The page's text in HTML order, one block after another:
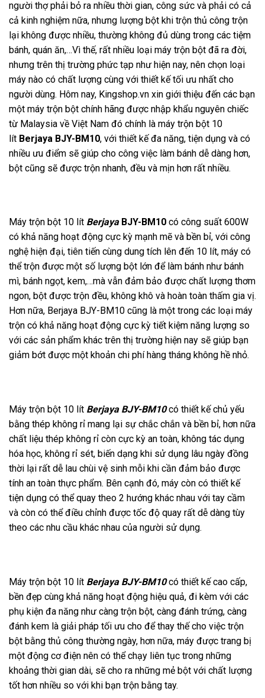
người thợ phải bỏ ra nhiều thời gian, công sức và phải có cả
cả kinh nghiệm nữa, nhưng lượng bột khi trộn thủ công trộn
lại không được nhiều, thường không đủ dùng trong các tiệm
bánh, quán ăn,…Vì thế, rất nhiều loại máy trộn bột đã ra đời,
nhưng trên thị trường phức tạp như hiện nay, nên chọn loại
máy nào có chất lượng cùng với thiết kế tối ưu nhất cho
người dùng. Hôm nay, Kingshop.vn xin giới thiệu đến các bạn
một máy trộn bột chính hãng được nhập khẩu nguyên chiếc
từ Malaysia về Việt Nam đó chính là máy trộn bột 10
lít Berjaya BJY-BM10, với thiết kế đa năng, tiện dụng và có
nhiều ưu điểm sẽ giúp cho công việc làm bánh dễ dàng hơn,
bột cũng sẽ được trộn nhanh, đều và mịn hơn rất nhiều.
Máy trộn bột 10 lít BerjayaBJY-BM10 có công suất 600W
có khả năng hoạt động cực kỳ mạnh mẽ và bền bỉ, với công
nghệ hiện đại, tiên tiến cùng dung tích lên đến 10 lít, máy có
thể trộn được một số lượng bột lớn để làm bánh như bánh
mì, bánh ngọt, kem,…mà vẫn đảm bảo được chất lượng thơm
ngon, bột được trộn đều, không khô và hoàn toàn thấm gia vị.
Hơn nữa, Berjaya BJY-BM10 cũng là một trong các loại máy
trộn có khả năng hoạt động cực kỳ tiết kiệm năng lượng so
với các sản phẩm khác trên thị trường hiện nay sẽ giúp bạn
giảm bớt được một khoản chi phí hàng tháng không hề nhỏ.
Máy trộn bột 10 lít Berjaya BJY-BM10có thiết kế chủ yếu
bằng thép không rỉ mang lại sự chắc chắn và bền bỉ, hơn nữa
chất liệu thép không rỉ còn cực kỳ an toàn, không tác dụng
hóa học, không rỉ sét, biến dạng khi sử dụng lâu ngày đồng
thời lại rất dễ lau chùi vệ sinh mỗi khi cần đảm bảo được
tính an toàn thực phẩm. Bên cạnh đó, máy còn có thiết kế
tiện dụng có thể quay theo 2 hướng khác nhau với tay cầm
và còn có thể điều chỉnh được tốc độ quay rất dễ dàng tùy
theo các nhu cầu khác nhau của người sử dụng.
Máy trộn bột 10 lít Berjaya BJY-BM10có thiết kế cao cấp,
bền đẹp cùng khả năng hoạt động hiệu quả, đi kèm với các
phụ kiện đa năng như càng trộn bột, càng đánh trứng, càng
đánh kem là giải pháp tối ưu cho để thay thế cho việc trộn
bột bằng thủ công thường ngày, hơn nữa, máy được trang bị
một động cơ điện nên có thể chạy liên tục trong những
khoảng thời gian dài, sẽ cho ra những mẻ bột với chất lượng
tốt hơn nhiều so với khi bạn trộn bằng tay.